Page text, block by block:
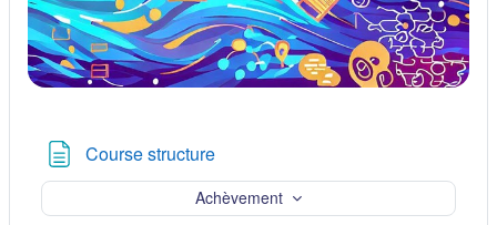
Course structurePage
Achèvement